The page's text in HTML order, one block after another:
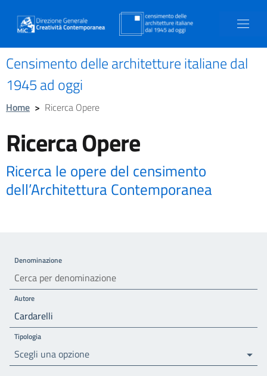
Censimento delle architetture italiane dal
1945 ad oggi
Home > Ricerca Opere
Ricerca Opere
Ricerca le opere del censimento
dell’Architettura Contemporanea
Denominazione
Autore
Tipologia
Scegli una opzione